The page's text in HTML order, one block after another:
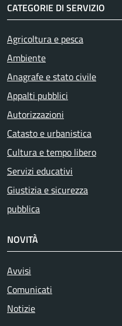
CATEGORIE DI SERVIZIO
Agricoltura e pesca
Ambiente
Anagrafe e stato civile
Appalti pubblici
Autorizzazioni
Catasto e urbanistica
Cultura e tempo libero
Servizi educativi
Giustizia e sicurezza
pubblica
NOVITÀ
Avvisi
Comunicati
Notizie